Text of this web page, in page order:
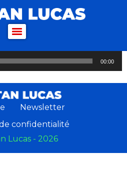
00:00
Newsletter
confidentialité
Lucas - 2026